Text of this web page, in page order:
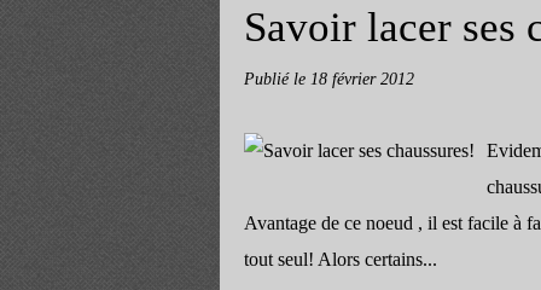
Savoir lacer ses
Publié le 18 février 2012
Avantage de ce noeud , il est facile à
tout seul! Alors certains...